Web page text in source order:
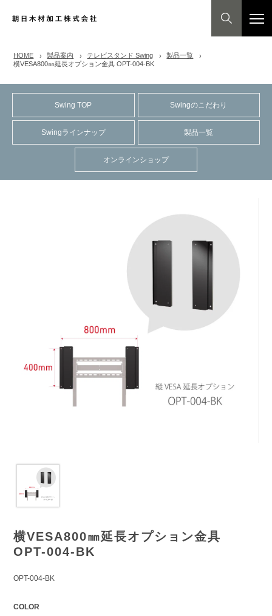
HOME 製品案内 テレビスタンド Swing
製品一覧
横VESA800㎜延長オプション金具 OPT-004-BK
Swing TOP Swingのこだわり
Swingラインナップ 製品一覧
オンラインショップ
横VESA800㎜延長オプション金具
OPT-004-BK
OPT-004-BK
COLOR